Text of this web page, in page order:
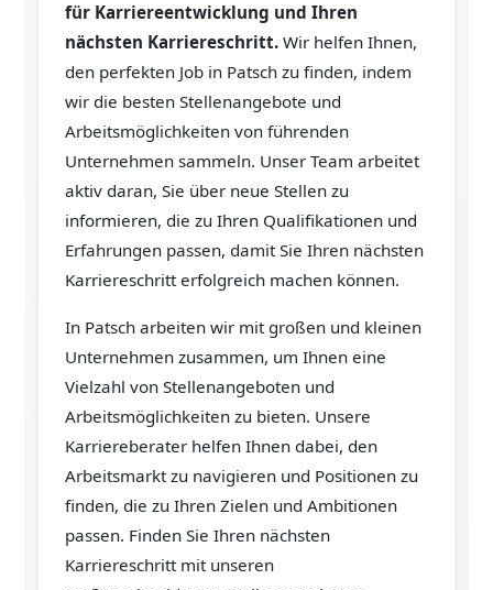
für Karriereentwicklung und Ihren
nächsten Karriereschritt. Wir helfen Ihnen,
den perfekten Job in Patsch zu finden, indem
wir die besten Stellenangebote und
Arbeitsmöglichkeiten von führenden
Unternehmen sammeln. Unser Team arbeitet
aktiv daran, Sie über neue Stellen zu
informieren, die zu Ihren Qualifikationen und
Erfahrungen passen, damit Sie Ihren nächsten
Karriereschritt erfolgreich machen können.
In Patsch arbeiten wir mit großen und kleinen
Unternehmen zusammen, um Ihnen eine
Vielzahl von Stellenangeboten und
Arbeitsmöglichkeiten zu bieten. Unsere
Karriereberater helfen Ihnen dabei, den
Arbeitsmarkt zu navigieren und Positionen zu
finden, die zu Ihren Zielen und Ambitionen
passen. Finden Sie Ihren nächsten
Karriereschritt mit unseren